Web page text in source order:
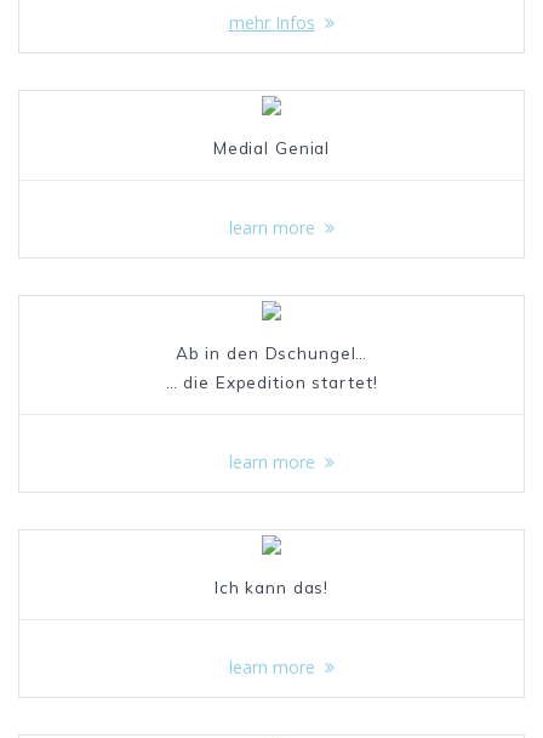
mehr Infos
Medial Genial
learn more
Ab in den Dschungel…
… die Expedition startet!
learn more
Ich kann das!
learn more